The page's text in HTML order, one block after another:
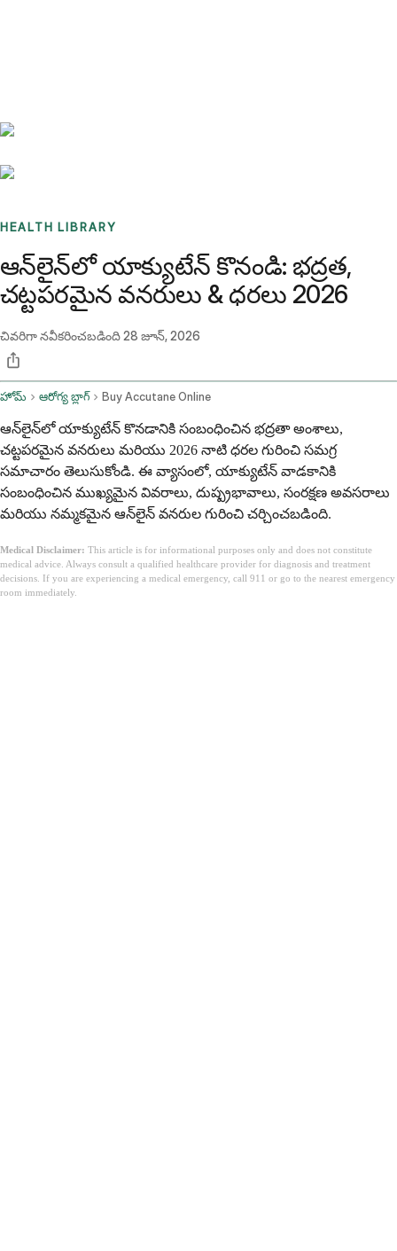
HEALTH LIBRARY
ఆన్‌లైన్‌లో యాక్యుటేన్ కొనండి: భద్రత,
చట్టపరమైన వనరులు & ధరలు 2026
చివరిగా నవీకరించబడింది28 జూన్, 2026
హోమ్ ఆరోగ్య బ్లాగ్ Buy Accutane Online
ఆన్‌లైన్‌లో యాక్యుటేన్ కొనడానికి సంబంధించిన భద్రతా అంశాలు,
చట్టపరమైన వనరులు మరియు 2026 నాటి ధరల గురించి సమగ్ర
సమాచారం తెలుసుకోండి. ఈ వ్యాసంలో, యాక్యుటేన్ వాడకానికి
సంబంధించిన ముఖ్యమైన వివరాలు, దుష్ప్రభావాలు, సంరక్షణ అవసరాలు
మరియు నమ్మకమైన ఆన్‌లైన్ వనరుల గురించి చర్చించబడింది.
Medical Disclaimer: This article is for informational purposes only and does not constitute
medical advice. Always consult a qualified healthcare provider for diagnosis and treatment
decisions. If you are experiencing a medical emergency, call 911 or go to the nearest emergency
room immediately.